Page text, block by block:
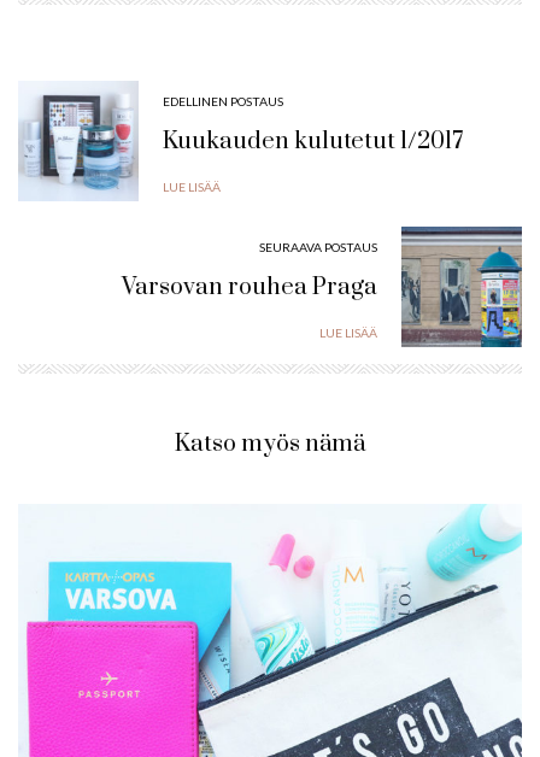
EDELLINEN POSTAUS
Kuukauden kulutetut 1/2017
LUE LISÄÄ
SEURAAVA POSTAUS
Varsovan rouhea Praga
LUE LISÄÄ
Katso myös nämä